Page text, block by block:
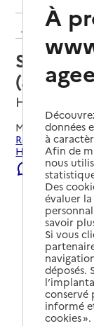
Retour
Service
(aide) –
Heyrieux,
Mis à jour le
Rechercher les
Heyrieux.
Signaler
À
données
à
Afin de
nous
Des
évaluer
savoir
Si vous
déposés.
conservé
informé
cookies ».